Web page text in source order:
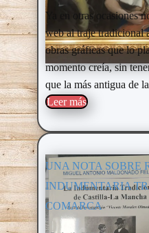
Ya en otras ocasiones
web al traje tradicional
obras gráficas que lo
momento creía, sin
que la más antigua de
Leer más​
UNA NOTA SOBRE
INDUMENTARIA
COMARCA